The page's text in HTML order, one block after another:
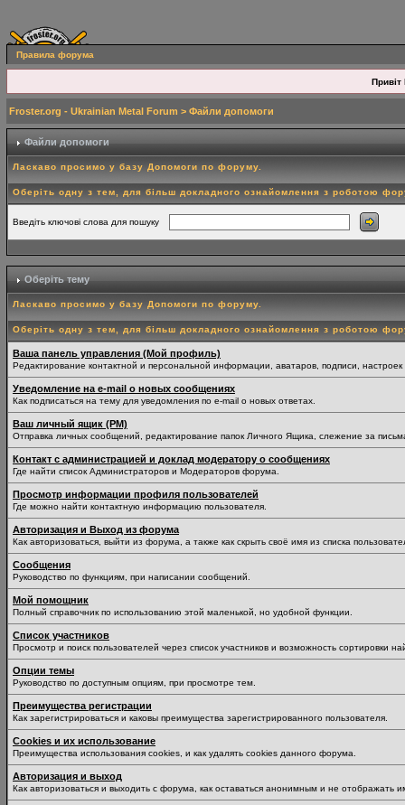
Правила форума
Привіт
Froster.org - Ukrainian Metal Forum > Файли допомоги
Файли допомоги
Ласкаво просимо у базу Допомоги по форуму.
Оберіть одну з тем, для більш докладного ознайомлення з роботою
Введіть ключові слова для пошуку
Оберіть тему
Ласкаво просимо у базу Допомоги по форуму.
Оберіть одну з тем, для більш докладного ознайомлення з роботою
Ваша панель управления (Мой профиль)
Редактирование контактной и персональной информации, аватаров, подписи,
Уведомление на e-mail о новых сообщениях
Как подписаться на тему для уведомления по e-mail о новых ответах.
Ваш личный ящик (PM)
Отправка личных сообщений, редактирование папок Личного Ящика, слежение за
Контакт с администрацией и доклад модератору о сообщениях
Где найти список Администраторов и Модераторов форума.
Просмотр информации профиля пользователей
Где можно найти контактную информацию пользователя.
Авторизация и Выход из форума
Как авторизоваться, выйти из форума, а также как скрыть своё имя из списка
Сообщения
Руководство по функциям, при написании сообщений.
Мой помощник
Полный справочник по использованию этой маленькой, но удобной функции.
Список участников
Просмотр и поиск пользователей через список участников и возможность сортировки
Опции темы
Руководство по доступным опциям, при просмотре тем.
Преимущества регистрации
Как зарегистрироваться и каковы преимущества зарегистрированного пользователя.
Cookies и их использование
Преимущества использования cookies, и как удалять cookies данного форума.
Авторизация и выход
Как авторизоваться и выходить с форума, как оставаться анонимным и не отображать